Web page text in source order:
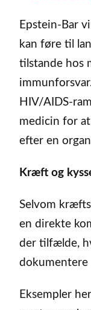
Epstein-Bar
kan føre til
tilstande hos
HIV/AIDS-
medicin for
efter en
Kræft og
Selvom
en direkte
der tilfælde,
dokumentere
Eksempler